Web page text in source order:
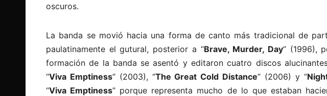
oscuros.
La banda se movió hacia una forma de canto más tradicional de
paulatinamente el gutural, posterior a “Brave, Murder, Day” (1996),
formación de la banda se asentó y editaron cuatro discos
“Viva Emptiness” (2003), “The Great Cold Distance” (2006) y “
“Viva Emptiness” porque representa mucho de lo que estaban